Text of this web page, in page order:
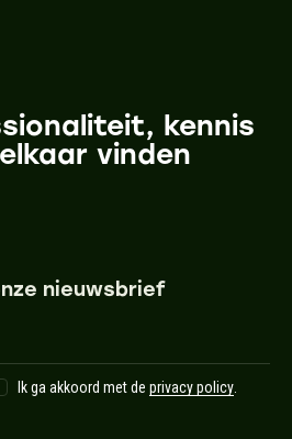
kennis
vinden
nieuwsbrief
Ik ga akkoord met deprivacy policy